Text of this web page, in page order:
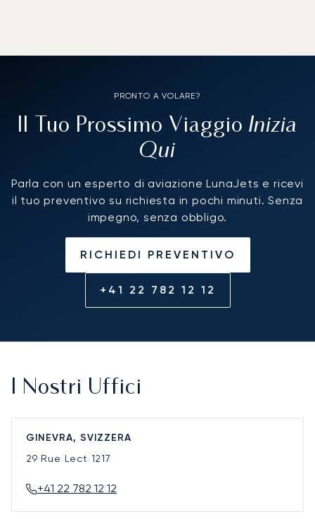
PRONTO A VOLARE?
Il Tuo Prossimo Viaggio Inizia
Qui
Parla con un esperto di aviazione LunaJets e ricevi
il tuo preventivo su richiesta in pochi minuti. Senza
impegno, senza obbligo.
RICHIEDI PREVENTIVO
+41 22 782 12 12
I Nostri Uffici
GINEVRA, SVIZZERA
29 Rue Lect 1217
+41 22 782 12 12